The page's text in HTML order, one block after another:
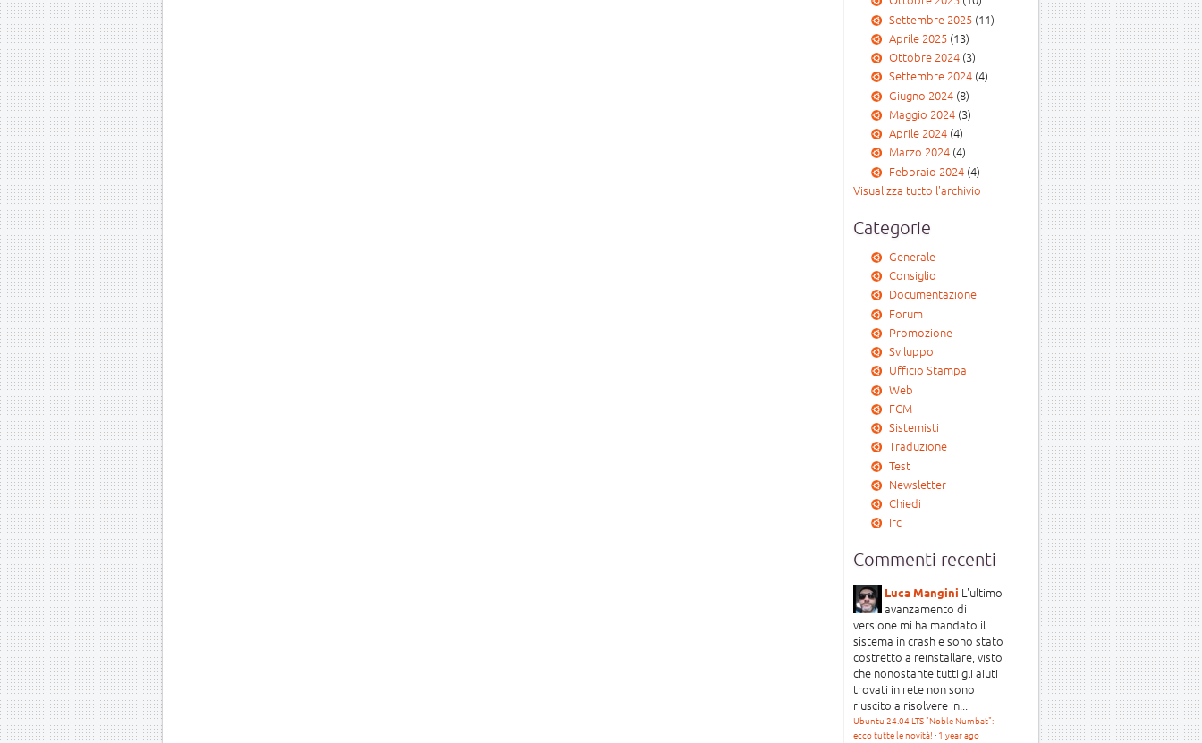
Settembre 2025(11)
Aprile 2025(13)
Ottobre 2024(3)
Settembre 2024(4)
Giugno 2024(8)
Maggio 2024(3)
Aprile 2024(4)
Marzo 2024(4)
Febbraio 2024(4)
Visualizza tutto l'archivio
Categorie
Generale
Consiglio
Documentazione
Forum
Promozione
Sviluppo
Ufficio Stampa
Web
FCM
Sistemisti
Traduzione
Test
Newsletter
Chiedi
Irc
Commenti recenti
Luca Mangini L'ultimo
avanzamento di
versione mi ha mandato il
sistema in crash e sono stato
costretto a reinstallare, visto
che nonostante tutti gli aiuti
trovati in rete non sono
riuscito a risolvere in...
Ubuntu 24.04 LTS "Noble Numbat":
ecco tutte le novità! · 1 year ago